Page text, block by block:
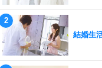
結婚生